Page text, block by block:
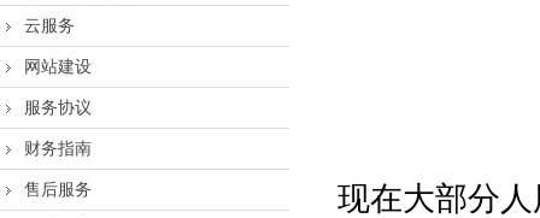
云服务
网站建设
服务协议
财务指南
售后服务
现在大部分